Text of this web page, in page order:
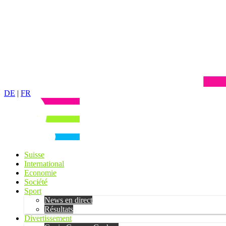
DE | FR
Suisse
International
Economie
Société
Sport
News en direct
Résultats
Divertissement